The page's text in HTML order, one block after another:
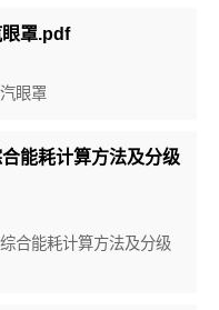
罩.pdf
眼罩
能耗计算方法及分级
合能耗计算方法及分级